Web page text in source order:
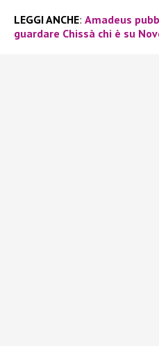
LEGGI ANCHE: Amadeus
guardare Chissà chi è su